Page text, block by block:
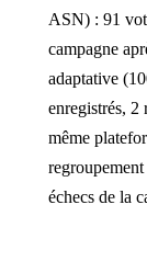
ASN) : 91
campagne
adaptative
enregistrés,
même
échecs de la